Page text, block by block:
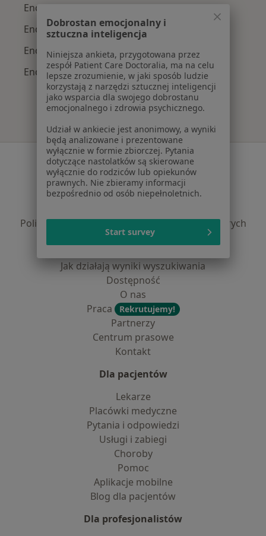
Endokrynolodzy z Medicover w Zabrzu
Endokrynolodzy z POLMED w Zabrzu
Endokrynolodzy z Allianz w Zabrzu
Endokrynolodzy z PZU Zdrowie w Zabrzu
Serwis
Regulamin
Polityka prywatności pacjentów
Polityka prywatności dla profesjonalistów, których
dane pozyskaliśmy samodzielnie
Jak działają wyniki wyszukiwania
Dostępność
O nas
Praca
Rekrutujemy!
Partnerzy
Centrum prasowe
Kontakt
Dla pacjentów
Lekarze
Placówki medyczne
Pytania i odpowiedzi
Usługi i zabiegi
Choroby
Pomoc
Aplikacje mobilne
Blog dla pacjentów
Dla profesjonalistów
Dobrostan emocjonalny i
sztuczna inteligencja
Niniejsza ankieta, przygotowana przez
zespół Patient Care Doctoralia, ma na celu
lepsze zrozumienie, w jaki sposób ludzie
korzystają z narzędzi sztucznej inteligencji
jako wsparcia dla swojego dobrostanu
emocjonalnego i zdrowia psychicznego.
Udział w ankiecie jest anonimowy, a wyniki
będą analizowane i prezentowane
wyłącznie w formie zbiorczej. Pytania
dotyczące nastolatków są skierowane
wyłącznie do rodziców lub opiekunów
prawnych. Nie zbieramy informacji
bezpośrednio od osób niepełnoletnich.
Start survey